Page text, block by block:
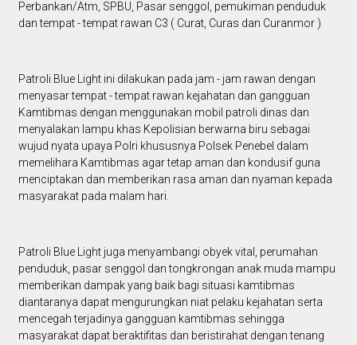
Perbankan/Atm, SPBU, Pasar senggol, pemukiman penduduk
dan tempat - tempat rawan C3 ( Curat, Curas dan Curanmor )
Patroli Blue Light ini dilakukan pada jam - jam rawan dengan
menyasar tempat - tempat rawan kejahatan dan gangguan
Kamtibmas dengan menggunakan mobil patroli dinas dan
menyalakan lampu khas Kepolisian berwarna biru sebagai
wujud nyata upaya Polri khususnya Polsek Penebel dalam
memelihara Kamtibmas agar tetap aman dan kondusif guna
menciptakan dan memberikan rasa aman dan nyaman kepada
masyarakat pada malam hari.
Patroli Blue Light juga menyambangi obyek vital, perumahan
penduduk, pasar senggol dan tongkrongan anak muda mampu
memberikan dampak yang baik bagi situasi kamtibmas
diantaranya dapat mengurungkan niat pelaku kejahatan serta
mencegah terjadinya gangguan kamtibmas sehingga
masyarakat dapat beraktifitas dan beristirahat dengan tenang